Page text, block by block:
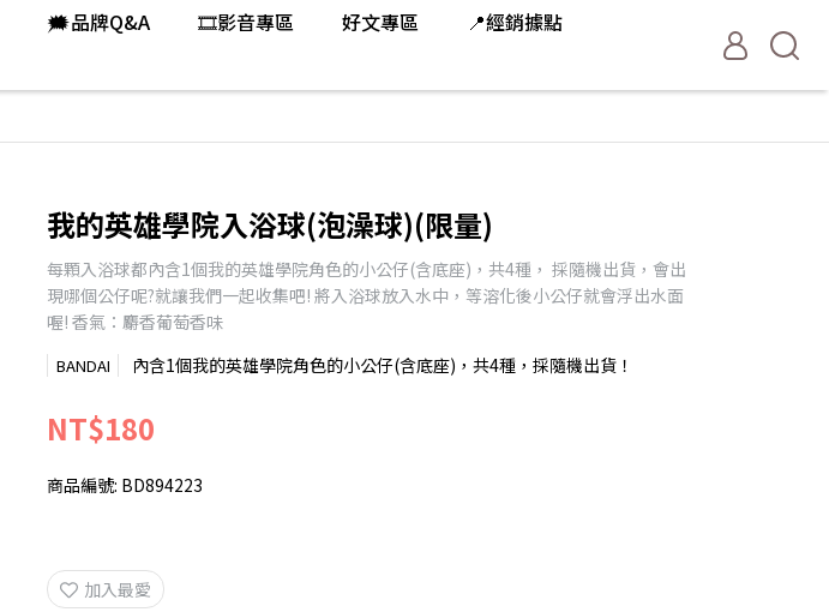
🗯️品牌Q&A 🎞️影音專區 好文專區
📍經銷據點
我的英雄學院入浴球(泡澡球)(限量)
每顆入浴球都內含1個我的英雄學院角色的小公仔(含底座)，共4種， 採隨機出貨，會出
現哪個公仔呢?就讓我們一起收集吧! 將入浴球放入水中，等溶化後小公仔就會浮出水面
喔! 香氣：麝香葡萄香味
BANDAI 內含1個我的英雄學院角色的小公仔(含底座)，共4種，採隨機出貨！
NT$180
商品編號: BD894223
加入最愛